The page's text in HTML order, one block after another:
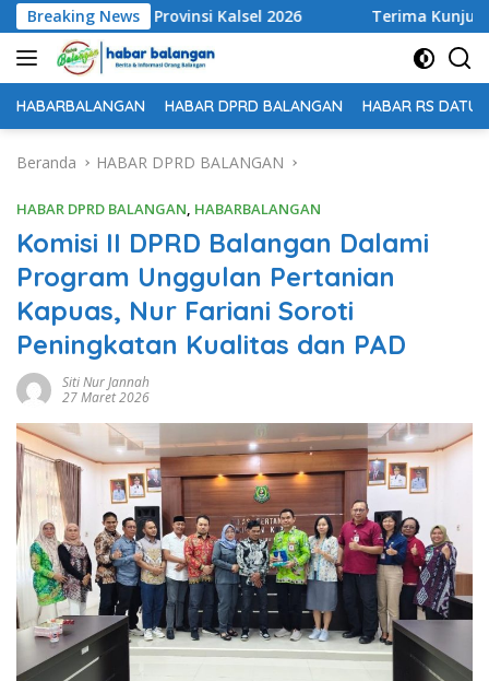
Langsung
ke
konten
Breaking News
Tingkat Provinsi Kalsel 2026 Terima Kunjungan
HABARBALANGAN HABAR DPRD BALANGAN HABAR RS DATU
Beranda HABAR DPRD BALANGAN
HABAR DPRD BALANGAN, HABARBALANGAN
Komisi II DPRD Balangan Dalami
Program Unggulan Pertanian
Kapuas, Nur Fariani Soroti
Peningkatan Kualitas dan PAD
Siti Nur Jannah
27 Maret 2026